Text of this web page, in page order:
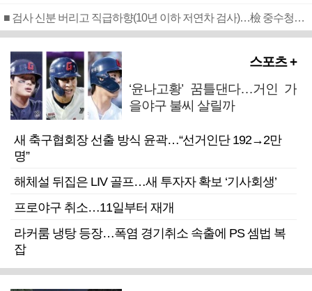
■ 검사 신분 버리고 직급하향(10년 이하 저연차 검사)…檢 중수청행 기피
스포츠 +
‘윤나고황’ 꿈틀댄다…거인 가
을야구 불씨 살릴까
새 축구협회장 선출 방식 윤곽…“선거인단 192→2만
명”
해체설 뒤집은 LIV 골프…새 투자자 확보 ‘기사회생’
프로야구 취소…11일부터 재개
라커룸 냉탕 등장…폭염 경기취소 속출에 PS 셈법 복
잡